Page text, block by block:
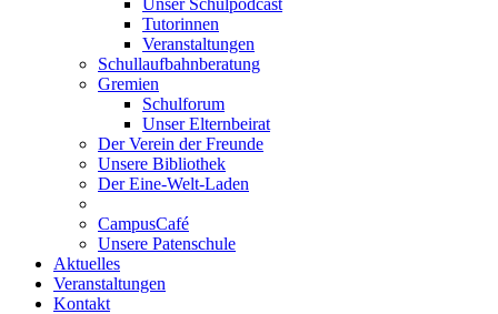
Unser Schulpodcast
Tutorinnen
Veranstaltungen
Schullaufbahnberatung
Gremien
Schulforum
Unser Elternbeirat
Der Verein der Freunde
Unsere Bibliothek
Der Eine-Welt-Laden
CampusCafé
Unsere Patenschule
Aktuelles
Veranstaltungen
Kontakt